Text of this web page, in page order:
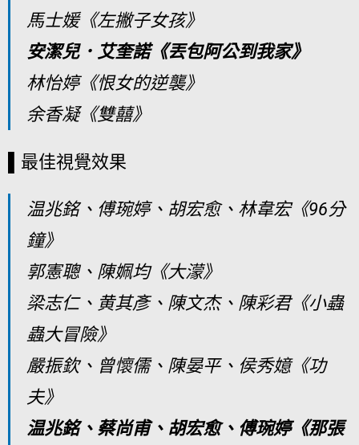
馬士媛《左撇子女孩》
安潔兒．艾奎諾《丟包阿公到我家》
林怡婷《恨女的逆襲》
余香凝《雙囍》
▌最佳視覺效果
温兆銘、傅琬婷、胡宏愈、林韋宏《96分
鐘》
郭憲聰、陳姵均《大濛》
梁志仁、黄其彥、陳文杰、陳彩君《小蟲
蟲大冒險》
嚴振欽、曾懷儒、陳晏平、侯秀嬑《功
夫》
温兆銘、蔡尚甫、胡宏愈、傅琬婷《那張